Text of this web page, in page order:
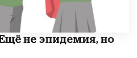
не эпидемия, но